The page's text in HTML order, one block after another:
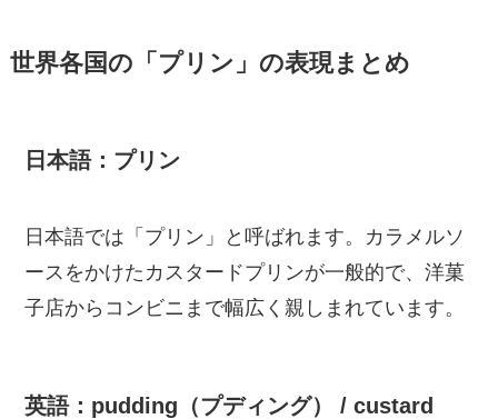
世界各国の「プリン」の表現まとめ
日本語：プリン
日本語では「プリン」と呼ばれます。カラメルソ
ースをかけたカスタードプリンが一般的で、洋菓
子店からコンビニまで幅広く親しまれています。
英語：pudding（プディング） / custard